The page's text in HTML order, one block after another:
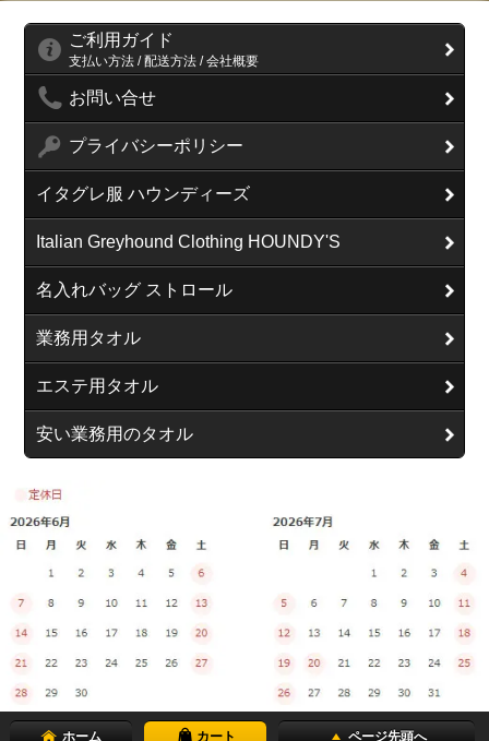
ご利用ガイド
支払い方法 / 配送方法 / 会社概要
お問い合せ
プライバシーポリシー
イタグレ服 ハウンディーズ
Italian Greyhound Clothing HOUNDY'S
名入れバッグ ストロール
業務用タオル
エステ用タオル
安い業務用のタオル
ホーム カート ページ先頭へ